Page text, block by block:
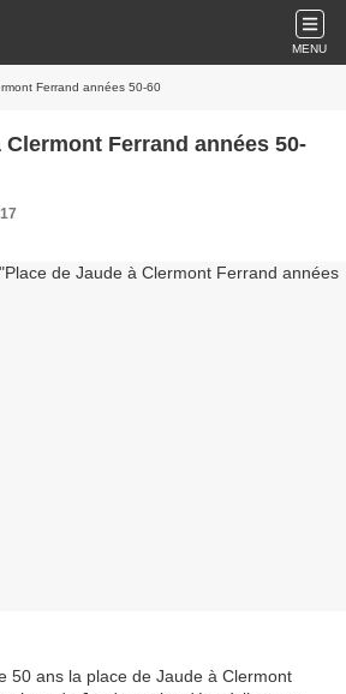
MENU
Ferrand années 50-60
Clermont Ferrand années 50-